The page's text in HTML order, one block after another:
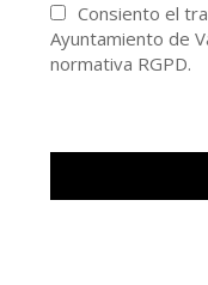
Consiento el
Ayuntamiento de
normativa RGPD.